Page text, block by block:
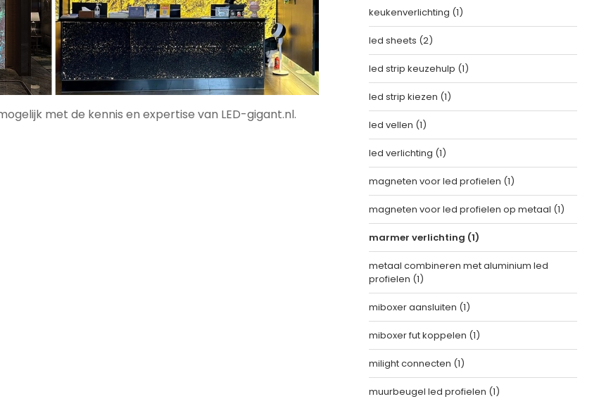
met de kennis en expertise van LED-gigant.nl.
keukenverlichting (1)
led sheets (2)
led strip keuzehulp (1)
led strip kiezen (1)
led vellen (1)
led verlichting (1)
magneten voor led profielen (1)
magneten voor led profielen op metaal (1)
marmer verlichting (1)
metaal combineren met aluminium led
profielen (1)
miboxer aansluiten (1)
miboxer fut koppelen (1)
milight connecten (1)
muurbeugel led profielen (1)